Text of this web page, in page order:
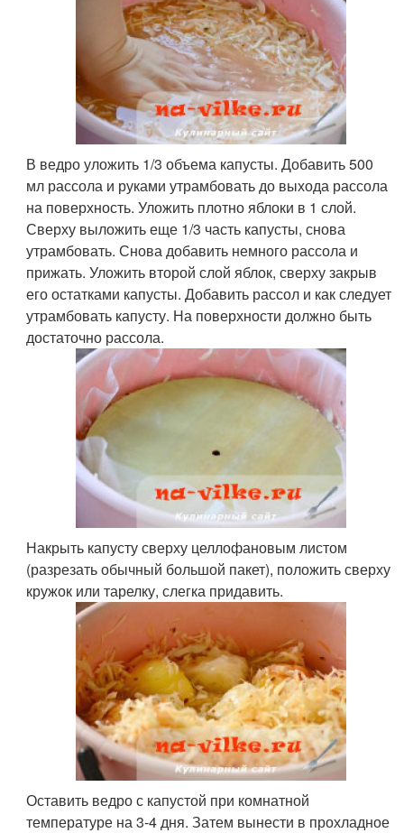
В ведро уложить 1/3 объема капусты. Добавить 500
мл рассола и руками утрамбовать до выхода рассола
на поверхность. Уложить плотно яблоки в 1 слой.
Сверху выложить еще 1/3 часть капусты, снова
утрамбовать. Снова добавить немного рассола и
прижать. Уложить второй слой яблок, сверху закрыв
его остатками капусты. Добавить рассол и как следует
утрамбовать капусту. На поверхности должно быть
достаточно рассола.
Накрыть капусту сверху целлофановым листом
(разрезать обычный большой пакет), положить сверху
кружок или тарелку, слегка придавить.
Оставить ведро с капустой при комнатной
температуре на 3-4 дня. Затем вынести в прохладное